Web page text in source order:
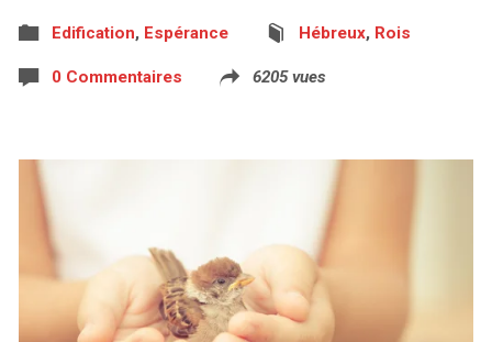
Edification, Espérance Hébreux, Rois
0 Commentaires 6205 vues